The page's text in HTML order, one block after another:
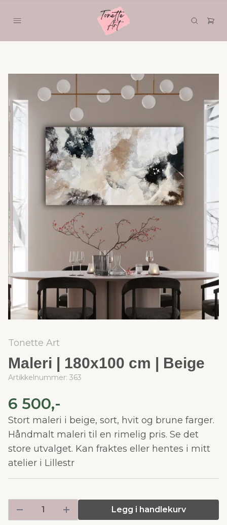
Tonette Art
Maleri | 180x100 cm | Beige
Artikkelnummer: 363
6 500,-
Stort maleri i beige, sort, hvit og brune farger.
Håndmalt maleri til en rimelig pris. Se det
store utvalget. Kan fraktes eller hentes i mitt
atelier i Lillestr
Legg i handlekurv